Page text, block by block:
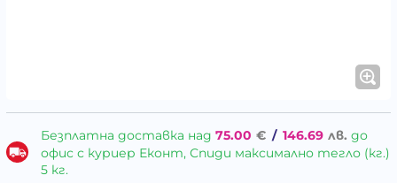
Безплатна доставка над 75.00 € / 146.69 лв. до
офис с куриер Еконт, Спиди максимално тегло (кг.)
5 кг.